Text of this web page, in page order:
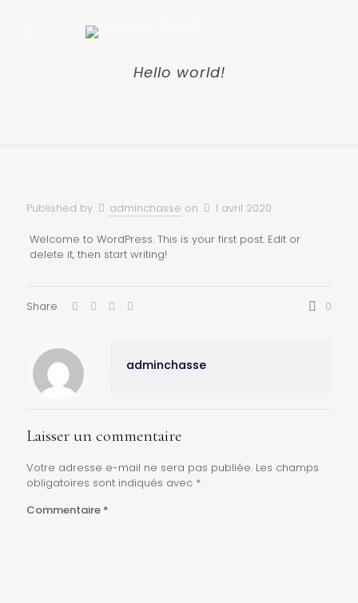
Hello world!
Published by adminchasse on 1 avril 2020
Welcome to WordPress. This is your first post. Edit or
delete it, then start writing!
Share 0
adminchasse
Laisser un commentaire
Votre adresse e-mail ne sera pas publiée. Les champs
obligatoires sont indiqués avec *
Commentaire *